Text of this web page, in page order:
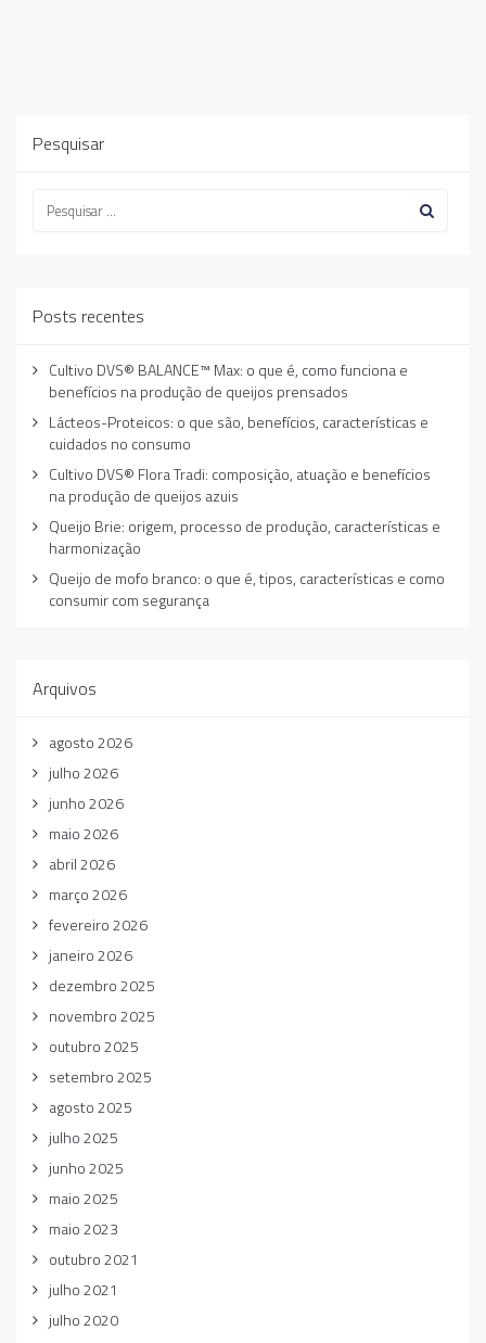
Pesquisar
Posts recentes
Cultivo DVS® BALANCE™ Max: o que é, como funciona e
benefícios na produção de queijos prensados
Lácteos-Proteicos: o que são, benefícios, características e
cuidados no consumo
Cultivo DVS® Flora Tradi: composição, atuação e benefícios
na produção de queijos azuis
Queijo Brie: origem, processo de produção, características e
harmonização
Queijo de mofo branco: o que é, tipos, características e como
consumir com segurança
Arquivos
agosto 2026
julho 2026
junho 2026
maio 2026
abril 2026
março 2026
fevereiro 2026
janeiro 2026
dezembro 2025
novembro 2025
outubro 2025
setembro 2025
agosto 2025
julho 2025
junho 2025
maio 2025
maio 2023
outubro 2021
julho 2021
julho 2020